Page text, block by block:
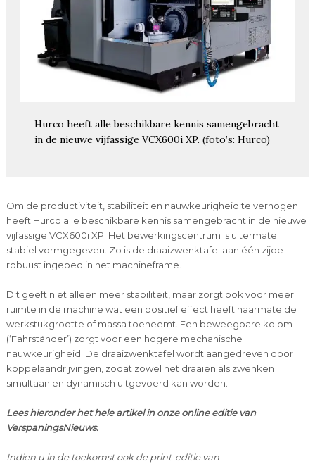
Hurco heeft alle beschikbare kennis samengebracht
in de nieuwe vijfassige VCX600i XP. (foto’s: Hurco)
Om de productiviteit, stabiliteit en nauwkeurigheid te verhogen
heeft Hurco alle beschikbare kennis samengebracht in de nieuwe
vijfassige VCX600i XP. Het bewerkingscentrum is uitermate
stabiel vormgegeven. Zo is de draaizwenktafel aan één zijde
robuust ingebed in het machineframe.
Dit geeft niet alleen meer stabiliteit, maar zorgt ook voor meer
ruimte in de machine wat een positief effect heeft naarmate de
werkstukgrootte of massa toeneemt. Een beweegbare kolom
(‘Fahrständer’) zorgt voor een hogere mechanische
nauwkeurigheid. De draaizwenktafel wordt aangedreven door
koppelaandrijvingen, zodat zowel het draaien als zwenken
simultaan en dynamisch uitgevoerd kan worden.
Lees hieronder het hele artikel in onze online editie van
VerspaningsNieuws.
Indien u in de toekomst ook de print-editie van